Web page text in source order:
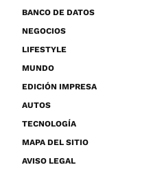
BANCO DE DATOS
NEGOCIOS
LIFESTYLE
MUNDO
EDICIÓN IMPRESA
AUTOS
TECNOLOGÍA
MAPA DEL SITIO
AVISO LEGAL